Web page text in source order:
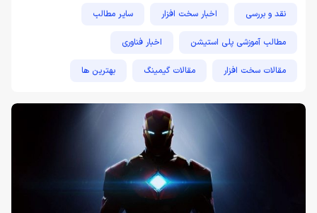
نقد و بررسی اخبار سخت افزار سایر مطالب
مطالب آموزشی پلی استیشن اخبار فناوری
مقالات سخت افزار مقالات گیمینگ بهترین ها
مطالب آموزشی کامپیوتر